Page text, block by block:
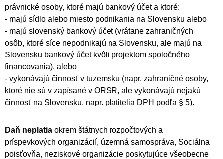
právnické osoby, ktoré majú bankový účet a ktoré:
- majú sídlo alebo miesto podnikania na Slovensku alebo
- majú slovenský bankový účet (vrátane zahraničných
osôb, ktoré síce nepodnikajú na Slovensku, ale majú na
Slovensku bankový účet kvôli projektom spoločného
financovania), alebo
- vykonávajú činnosť v tuzemsku (napr. zahraničné osoby,
ktoré nie sú v zapísané v ORSR, ale vykonávajú nejakú
činnosť na Slovensku, napr. platitelia DPH podľa § 5).
Daň neplatia okrem štátnych rozpočtových a
príspevkových organizácií, územná samospráva, Sociálna
poisťovňa, neziskové organizácie poskytujúce všeobecne